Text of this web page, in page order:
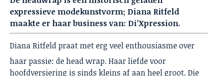
expressieve modekunstvorm; Diana Ritfeld
maakte er haar business van: Di’Xpression.
Diana Ritfeld praat met erg veel enthousiasme over
haar passie: de head wrap. Haar liefde voor
hoofdversiering is sinds kleins af aan heel groot. Die